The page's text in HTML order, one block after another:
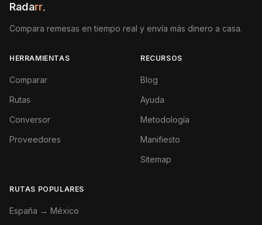
Radarr.
Compara remesas en tiempo real y envía más dinero a casa.
HERRAMIENTAS
Comparar
Rutas
Conversor
Proveedores
RECURSOS
Blog
Ayuda
Metodología
Manifiesto
Sitemap
RUTAS POPULARES
España → México